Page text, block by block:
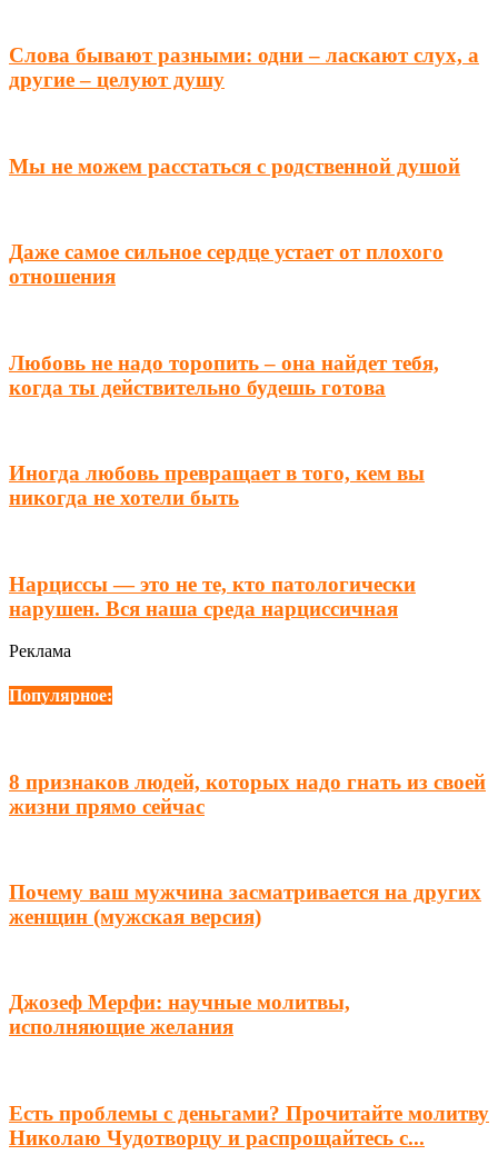
Слова бывают разными: одни – ласкают слух, а
другие – целуют душу
Мы не можем расстаться с родственной душой
Даже самое сильное сердце устает от плохого
отношения
Любовь не надо торопить – она найдет тебя,
когда ты действительно будешь готова
Иногда любовь превращает в того, кем вы
никогда не хотели быть
Нарциссы — это не те, кто патологически
нарушен. Вся наша среда нарциссичная
Реклама
Популярное:
8 признаков людей, которых надо гнать из своей
жизни прямо сейчас
Почему ваш мужчина засматривается на других
женщин (мужская версия)
Джозеф Мерфи: научные молитвы,
исполняющие желания
Есть проблемы с деньгами? Прочитайте молитву
Николаю Чудотворцу и распрощайтесь с...